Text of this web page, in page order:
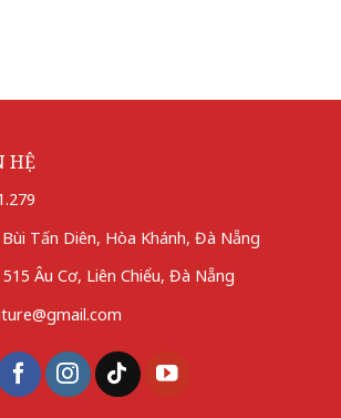
HỆ
Tấn Diên, Hòa Khánh, Đà Nẵng
515 Âu Cơ, Liên Chiểu, Đà Nẵng